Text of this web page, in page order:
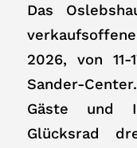
Das
2026, von
Sander-
Gäste und
Glücksrad